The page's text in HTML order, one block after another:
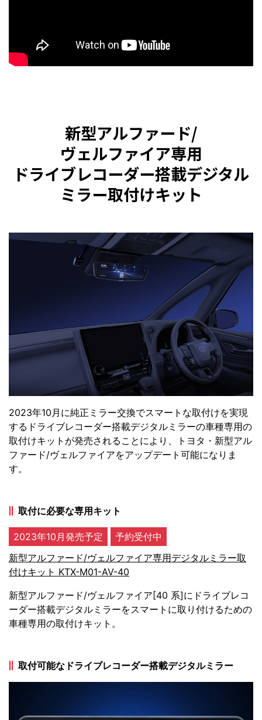
新型アルファード/
ヴェルファイア専用
ドライブレコーダー搭載デジタル
ミラー取付けキット
2023年10月に純正ミラー交換でスマートな取付けを実現
するドライブレコーダー搭載デジタルミラーの車種専用の
取付けキットが発売されることにより、トヨタ・新型アル
ファード/ヴェルファイアをアップデート可能になりま
す。
取付に必要な専用キット
2023年10月発売予定
予約受付中
新型アルファード/ヴェルファイア専用デジタルミラー取
付けキット KTX-M01-AV-40
新型アルファード/ヴェルファイア[40 系]にドライブレコ
ーダー搭載デジタルミラーをスマートに取り付けるための
車種専用の取付けキット。
取付可能なドライブレコーダー搭載デジタルミラー